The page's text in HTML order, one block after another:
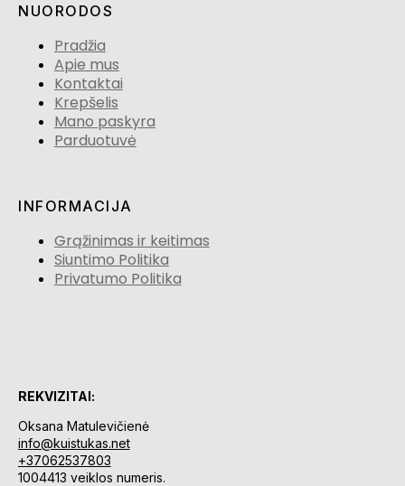
NUORODOS
Pradžia
Apie mus
Kontaktai
Krepšelis
Mano paskyra
Parduotuvė
INFORMACIJA
Grąžinimas ir keitimas
Siuntimo Politika
Privatumo Politika
REKVIZITAI:
Oksana Matulevičienė
info@kuistukas.net
+37062537803
1004413 veiklos numeris.